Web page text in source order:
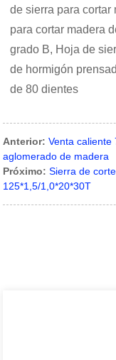
de sierra para cortar
para cortar madera
grado B, Hoja de
de hormigón
de 80 dientes
Anterior: Venta caliente
aglomerado de madera
Próximo: Sierra de
125*1,5/1,0*20*30T